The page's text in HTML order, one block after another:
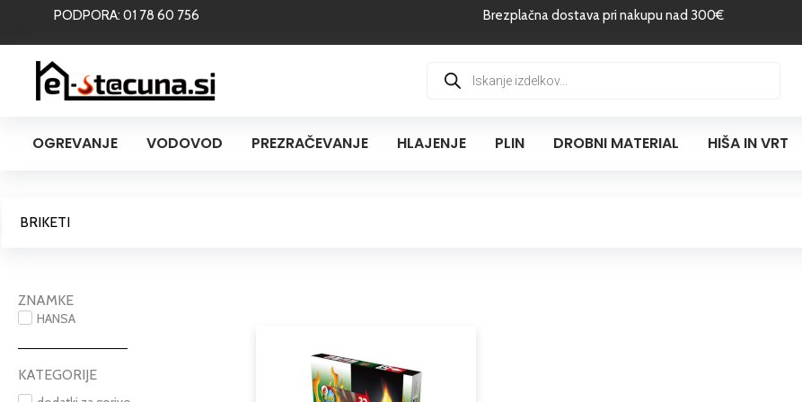
PODPORA: 01 78 60 756 Brezplačna dostava pri nakupu nad 300€
search
OGREVANJE VODOVOD PREZRAČEVANJE HLAJENJE PLIN DROBNI MATERIAL HIŠA IN VRT
BRIKETI
ZNAMKE
HANSA
KATEGORIJE
od
1,70 €